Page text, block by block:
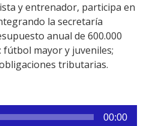
y entrenador, participa en
la secretaría
anual de 600.000
mayor y juveniles;
tributarias.
00:00